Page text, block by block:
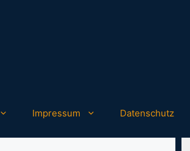
Impressum Datenschutz